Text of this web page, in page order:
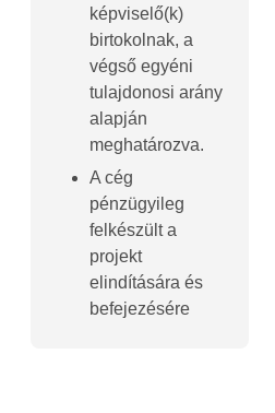
képviselő(k)
birtokolnak, a
végső egyéni
tulajdonosi arány
alapján
meghatározva.
A cég
pénzügyileg
felkészült a
projekt
elindítására és
befejezésére